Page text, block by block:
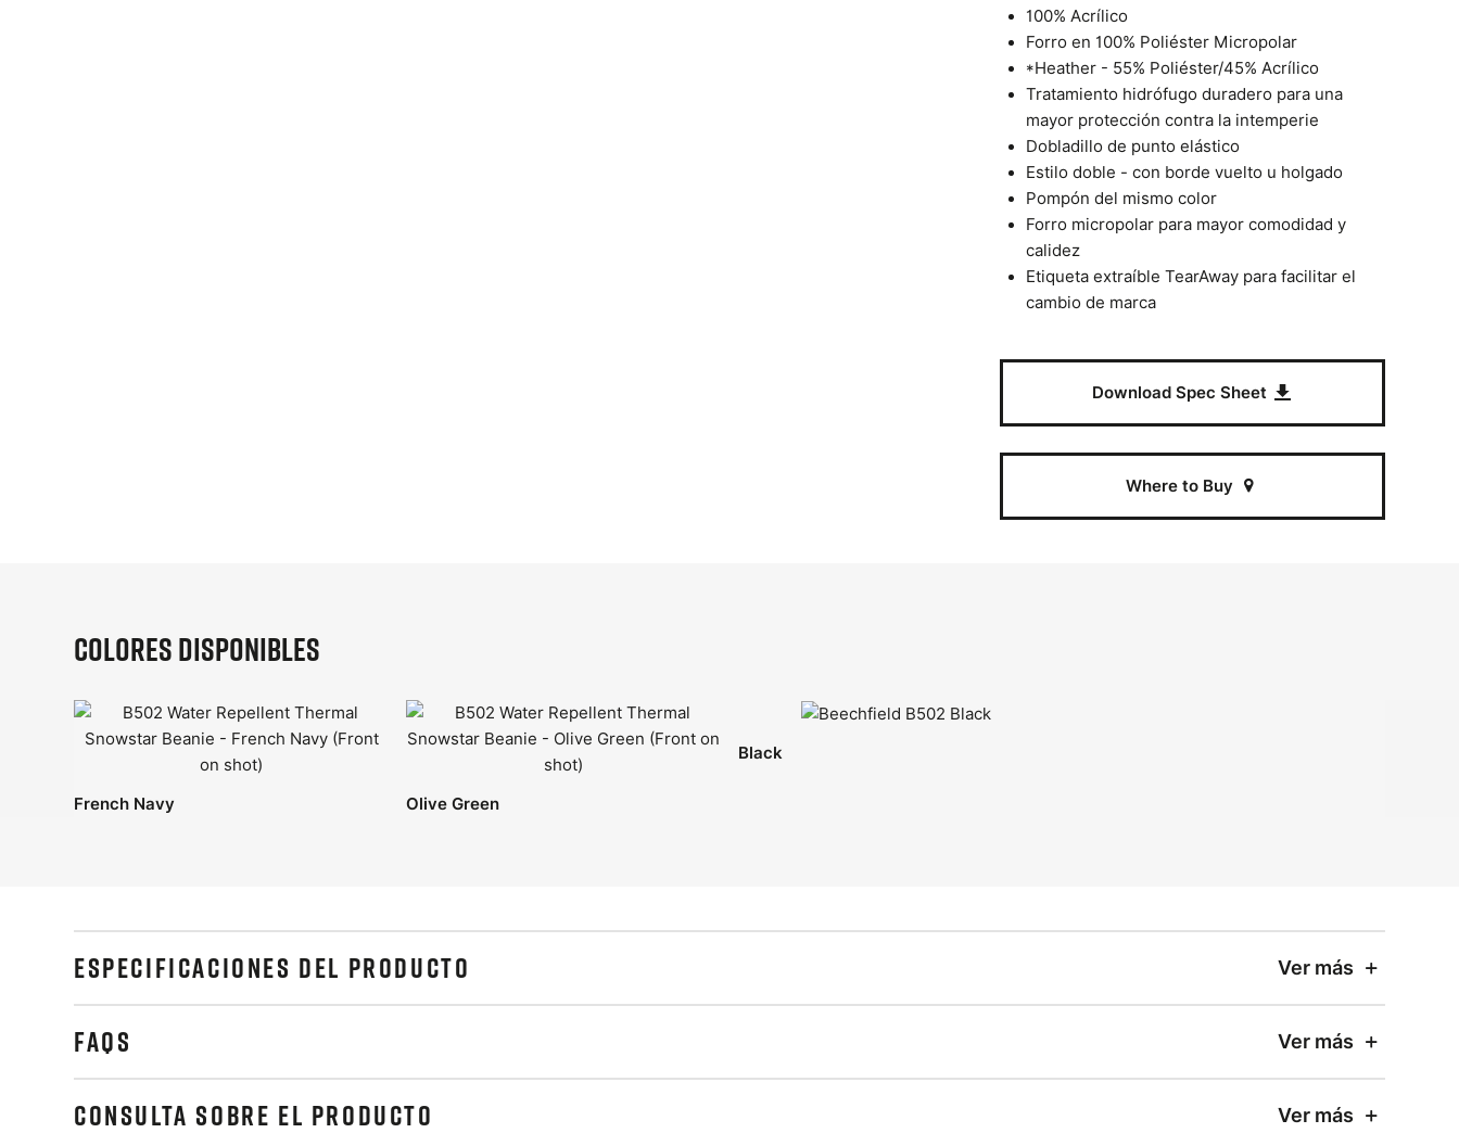
100% Acrílico
Forro en 100% Poliéster Micropolar
*Heather - 55% Poliéster/45% Acrílico
Tratamiento hidrófugo duradero para una
mayor protección contra la intemperie
Dobladillo de punto elástico
Estilo doble - con borde vuelto u holgado
Pompón del mismo color
Forro micropolar para mayor comodidad y
calidez
Etiqueta extraíble TearAway para facilitar el
cambio de marca
Download Spec Sheet
Where to Buy
Colores disponibles
French Navy Olive Green
Black
ESPECIFICACIONES DEL PRODUCTO Ver más
FAQS Ver más
CONSULTA SOBRE EL PRODUCTO Ver más